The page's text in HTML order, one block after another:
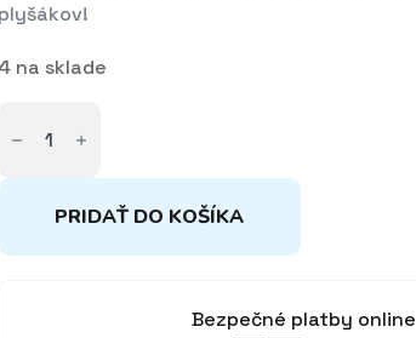
plyšákov!
4 na sklade
Šmolkovia
plyšoví
druhovPRIDAŤ DO KOŠÍKA
Bezpečné platby online